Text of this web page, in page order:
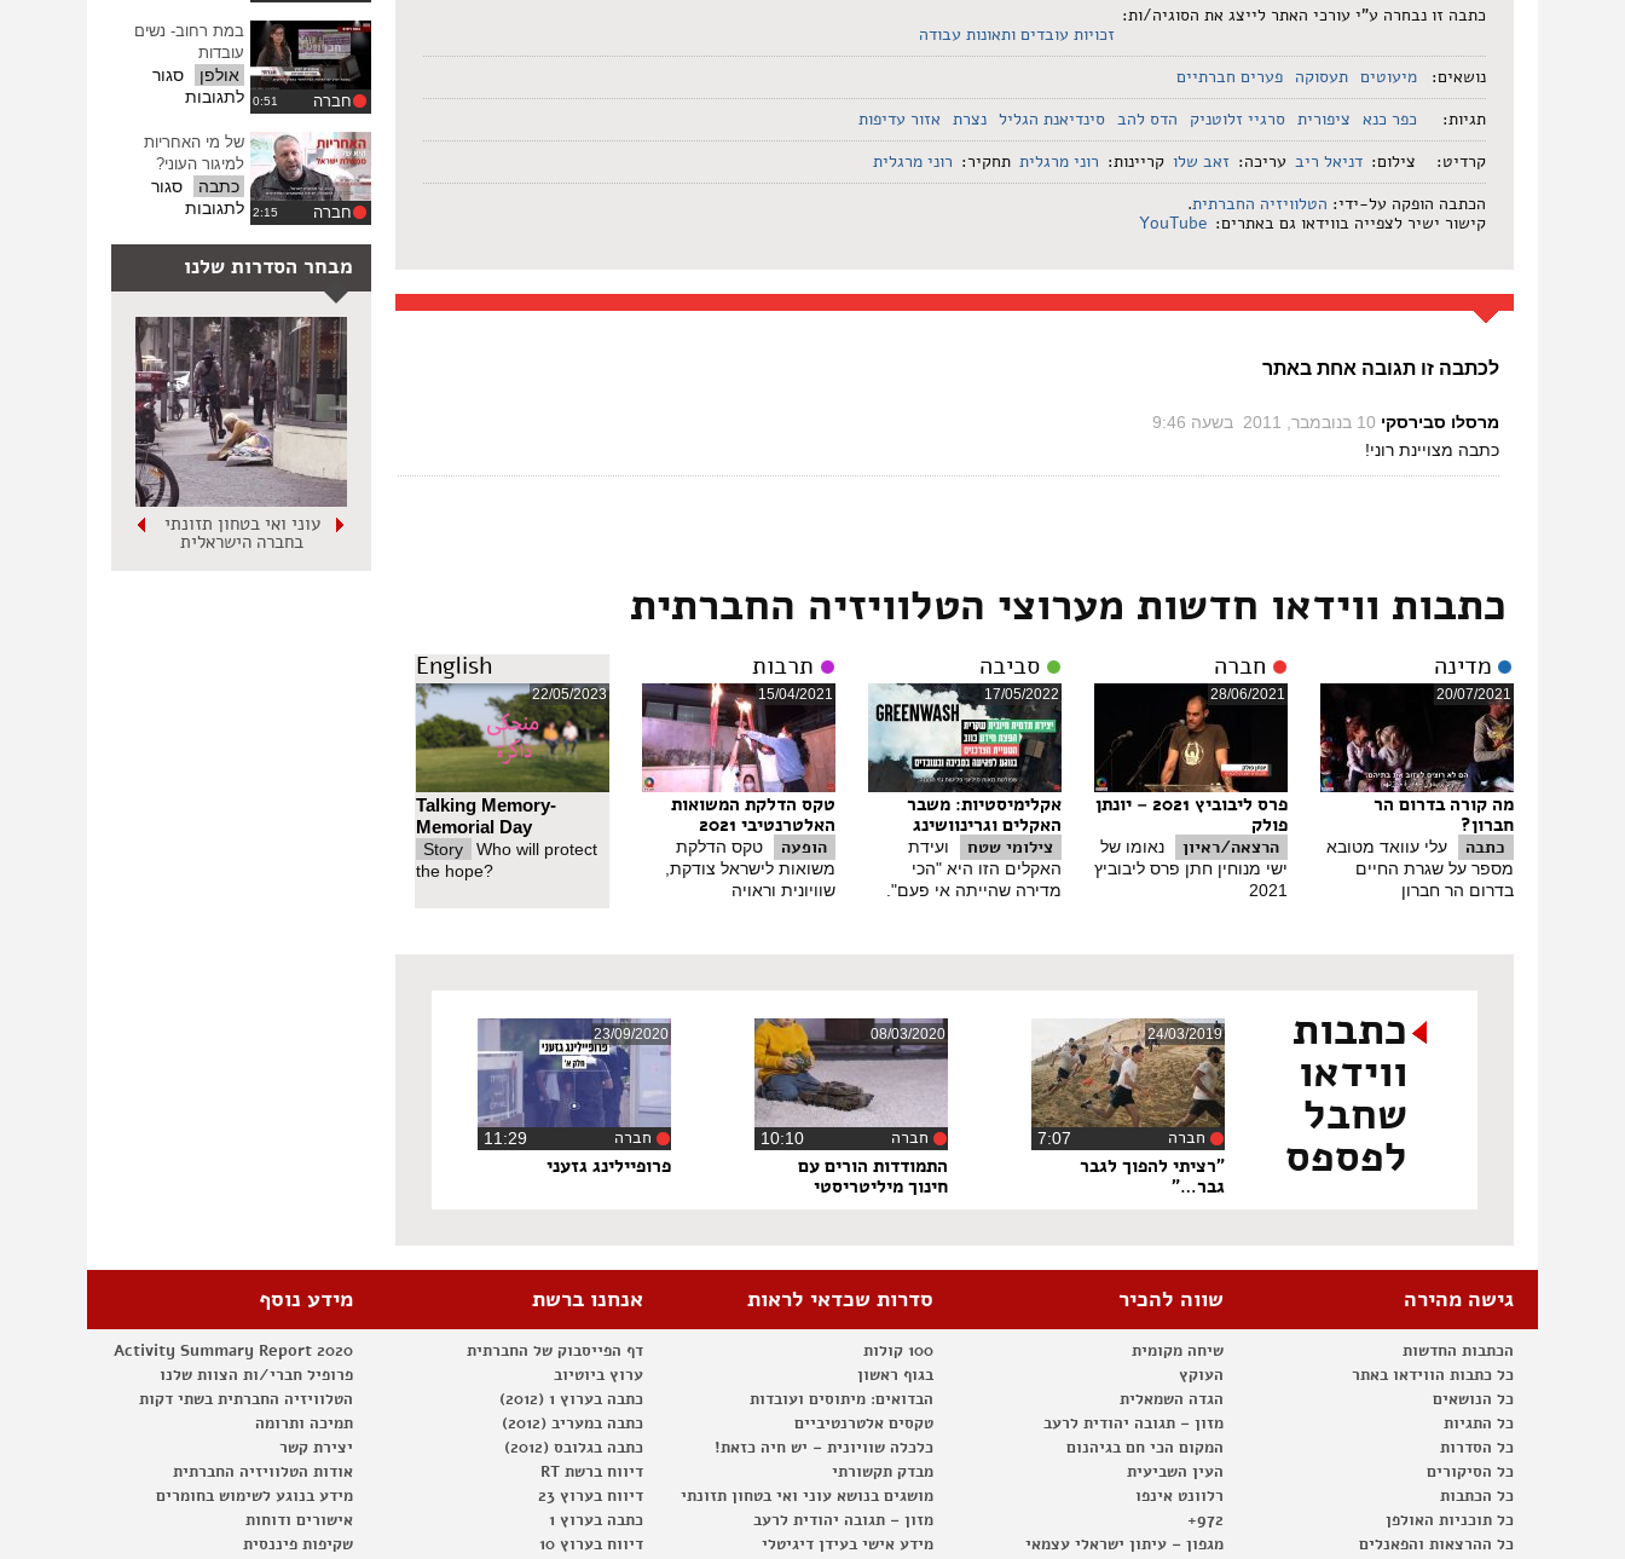
כתבה זו נבחרה ע"י עורכי האתר לייצג את הסוגיה/ות:
זכויות עובדים ותאונות עבודה
נושאים:
מיעוטים תעסוקה פערים חברתיים
תגיות:
כפר כנא ציפורית סרגיי זלוטניק הדס להב סינדיאנת הגליל נצרת אזור עדיפות
קרדיט:
צילום: דניאל ריב עריכה: זאב שלו קריינות: רוני מרגלית תחקיר: רוני מרגלית
הכתבה הופקה על-ידי: הטלוויזיה החברתית.
קישור ישיר לצפייה בווידאו גם באתרים: YouTube
לכתבה זו תגובה אחת באתר
מרסלו סבירסקי 10 בנובמבר, 2011 בשעה 9:46
כתבה מצויינת רוני!
כתבות ווידאו חדשות מערוצי הטלוויזיה החברתית
מדינה
20/07/2021
מה קורה בדרום הר
חברון?
כתבה
עלי עוואד מטובא
מספר על שגרת החיים
בדרום הר חברון
חברה
28/06/2021
פרס ליבוביץ 2021 – יונתן
פולק
הרצאה/ראיון
נאומו של
ישי מנוחין חתן פרס ליבוביץ
2021
סביבה
17/05/2022
אקלימיסטיות: משבר
האקלים וגרינוושינג
צילומי שטח
ועידת
האקלים הזו היא "הכי
מדירה שהייתה אי פעם".
תרבות
15/04/2021
טקס הדלקת המשואות
האלטרנטיבי 2021
הופעה
טקס הדלקת
משואות לישראל צודקת,
שוויונית וראויה
English
22/05/2023
Talking Memory-
Memorial Day
Story
Who will protect
the hope?
41
חברה
במת רחוב- נשים
עובדות
אולפן
סגור
לתגובותעל
רחוב-
נשים
עובדות
חברה
של מי האחריות
למיגור העוני?
כתבה
סגור
לתגובותעל
מי
למיגור
העוני?
מבחר הסדרות שלנו
עוני ואי בטחון תזונתי
בחברה הישראלית
כתבות
ווידאו
שחבל
לפספס
24/03/2019
חברה
"רציתי להפוך לגבר
גבר…"
08/03/2020
חברה
התמודדות הורים עם
חינוך מיליטריסטי
23/09/2020
חברה
פרופיילינג גזעני
גישה מהירה
הכתבות החדשות
כל כתבות הווידאו באתר
כל הנושאים
כל התגיות
כל הסדרות
כל הסיקורים
כל הכתבות
כל תוכניות האולפן
כל ההרצאות והפאנלים
שווה להכיר
שיחה מקומית
העוקץ
הגדה השמאלית
מזון – תגובה יהודית לרעב
המקום הכי חם בגיהנום
העין השביעית
רלוונט אינפו
972+
מגפון – עיתון ישראלי עצמאי
סדרות שכדאי לראות
100 קולות
בגוף ראשון
הבדואים: מיתוסים ועובדות
טקסים אלטרנטיביים
כלכלה שוויונית – יש חיה כזאת!
מבדק תקשורתי
מושגים בנושא עוני ואי בטחון תזונתי
מזון – תגובה יהודית לרעב
מידע אישי בעידן דיגיטלי
אנחנו ברשת
דף הפייסבוק של החברתית
ערוץ ביוטיוב
כתבה בערוץ 1 (2012)
כתבה במעריב (2012)
כתבה בגלובס (2012)
דיווח ברשת RT
דיווח בערוץ 23
כתבה בערוץ 1
דיווח בערוץ 10
מידע נוסף
Activity Summary Report 2020
פרופיל חברי/ות הצוות שלנו
הטלוויזיה החברתית בשתי דקות
תמיכה ותרומה
יצירת קשר
אודות הטלוויזיה החברתית
מידע בנוגע לשימוש בחומרים
אישורים ודוחות
שקיפות פיננסית